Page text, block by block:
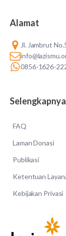
Alamat
Jl. Jambrut
0856-1626-
Selengkapnya
FAQ
Laman Donasi
Publikasi
Ketentuan
Kebijakan Privasi